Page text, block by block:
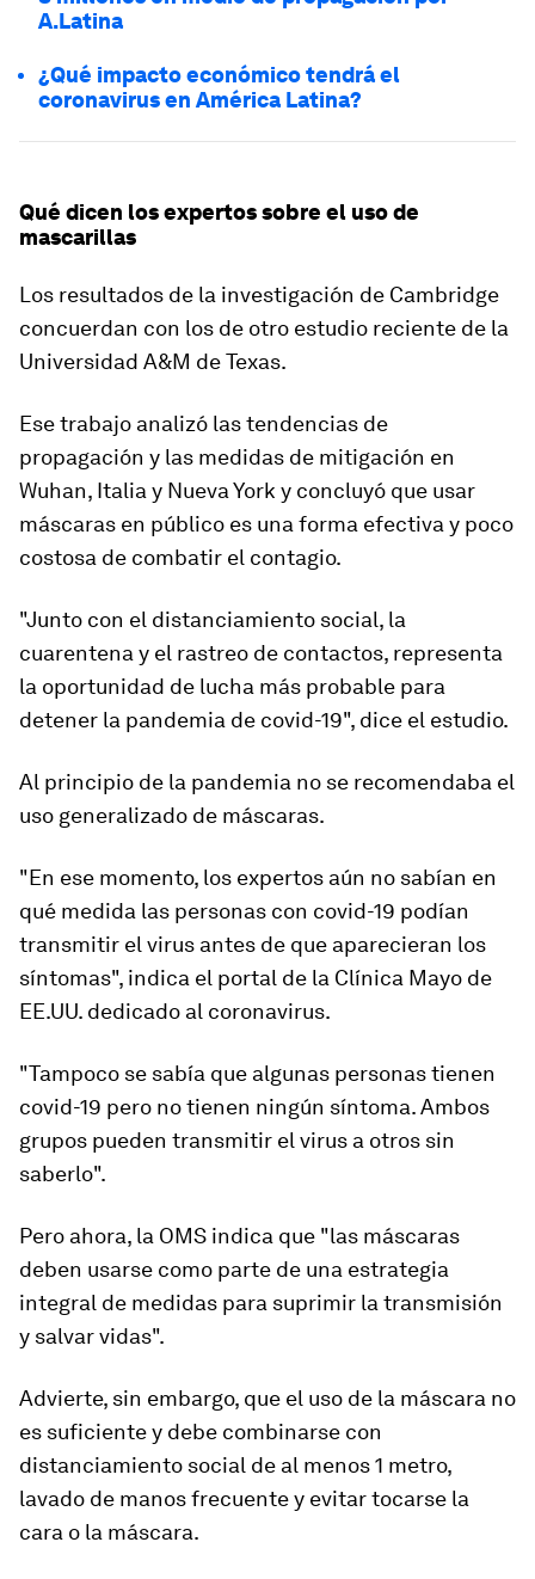
A.Latina
¿Qué impacto económico tendrá el
coronavirus en América Latina?
Qué dicen los expertos sobre el uso de
mascarillas
Los resultados de la investigación de Cambridge
concuerdan con los de otro estudio reciente de la
Universidad A&M de Texas.
Ese trabajo analizó las tendencias de
propagación y las medidas de mitigación en
Wuhan, Italia y Nueva York y concluyó que usar
máscaras en público es una forma efectiva y poco
costosa de combatir el contagio.
"Junto con el distanciamiento social, la
cuarentena y el rastreo de contactos, representa
la oportunidad de lucha más probable para
detener la pandemia de covid-19", dice el estudio.
Al principio de la pandemia no se recomendaba el
uso generalizado de máscaras.
"En ese momento, los expertos aún no sabían en
qué medida las personas con covid-19 podían
transmitir el virus antes de que aparecieran los
síntomas", indica el portal de la Clínica Mayo de
EE.UU. dedicado al coronavirus.
"Tampoco se sabía que algunas personas tienen
covid-19 pero no tienen ningún síntoma. Ambos
grupos pueden transmitir el virus a otros sin
saberlo".
Pero ahora, la OMS indica que "las máscaras
deben usarse como parte de una estrategia
integral de medidas para suprimir la transmisión
y salvar vidas".
Advierte, sin embargo, que el uso de la máscara no
es suficiente y debe combinarse con
distanciamiento social de al menos 1 metro,
lavado de manos frecuentey evitar tocarse la
cara o la máscara.